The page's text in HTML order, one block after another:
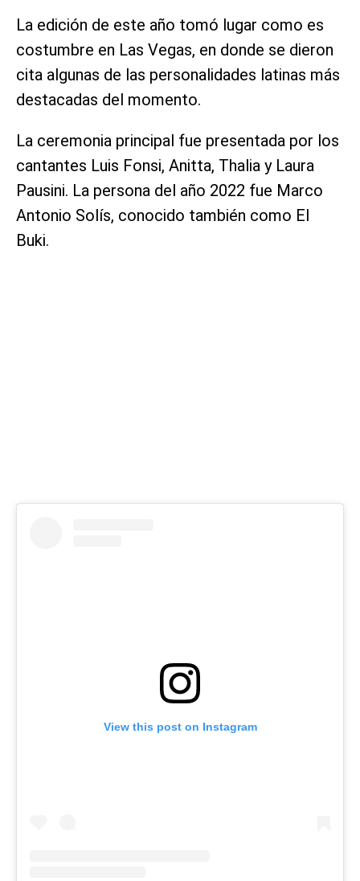
La edición de este año tomó lugar como es
costumbre en Las Vegas, en donde se dieron
cita algunas de las personalidades latinas más
destacadas del momento.
La ceremonia principal fue presentada por los
cantantes Luis Fonsi, Anitta, Thalia y Laura
Pausini. La persona del año 2022 fue Marco
Antonio Solís, conocido también como El
Buki.
View this post on Instagram